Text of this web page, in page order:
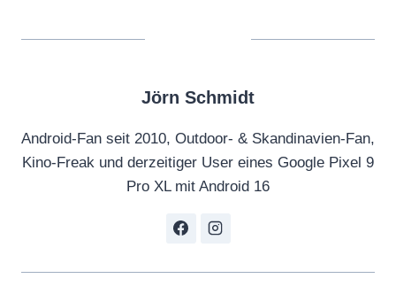
Jörn Schmidt
Android-Fan seit 2010, Outdoor- & Skandinavien-Fan,
Kino-Freak und derzeitiger User eines Google Pixel 9
Pro XL mit Android 16